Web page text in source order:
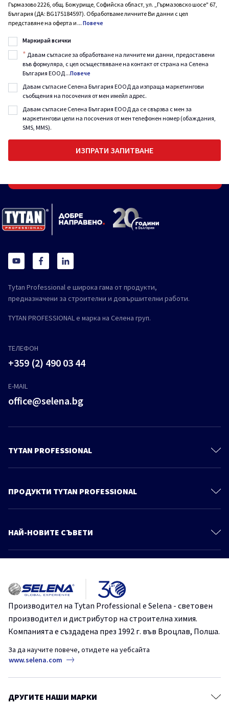
Гърмазово 2226, общ. Божурище, Софийска област, ул. „Гърмазовско шосе" 67,
България (ДА: BG175184597). Обработваме личните Ви данни с цел
представяне на оферта и ... Повече
Маркирай всички
* Давам съгласие за обработване на личните ми данни, предоставени
във формуляра, с цел осъществяване на контакт от страна на Селена
България ЕООД...Повече
Давам съгласие Селена България ЕООД да изпраща маркетингови
съобщения на посочения от мен имейл адрес.
Давам съгласие Селена България ЕООД да се свързва с мен за
маркетингови цели на посочения от мен телефонен номер (обаждания,
SMS, MMS).
Tytan Professional е широка гама от продукти,
предназначени за строителни и довършителни работи.
TYTAN PROFESSIONAL е марка на Селена груп.
ТЕЛЕФОН
+359 (2) 490 03 44
E-MAIL
office@selena.bg
TYTAN PROFESSIONAL
Контакти
Знания и съвети
ПРОДУКТИ TYTAN PROFESSIONAL
Полиуретанови Лепила
Хидроизолации
Химически Анкери
Системи за Топлоизолация
Покривни Фолиа
Ленти
Аксесоари
НАЙ-НОВИТЕ СЪВЕТИ
Още статии
използване на монтажна пяна през късната есен и зимата
TYTANProfessional монтажнапяна
Как лесно и надеждно да монтираме декоративни панели на
стената?
СтроителниРешения
Полиуретанови монтажни пени- професионалистите питат, TYTAN
TYTANProfessional
Производител на Tytan Professional е Selena - световен
производител и дистрибутор на строителна химия.
Компанията е създадена през 1992 г. във Вроцлав, Полша.
За да научите повече, отидете на уебсайта
www.selena.com
ДРУГИТЕ НАШИ МАРКИ